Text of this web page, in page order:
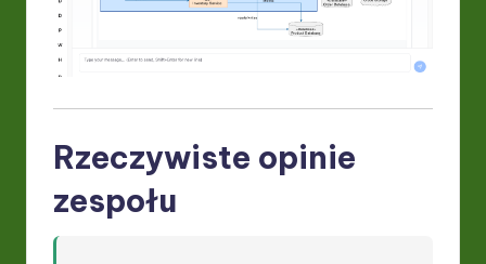
Rzeczywiste opinie
zespołu